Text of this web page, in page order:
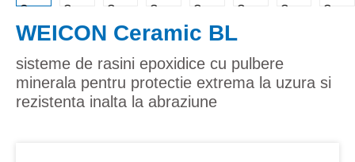
WEICON Ceramic BL
sisteme de rasini epoxidice cu pulbere
minerala pentru protectie extrema la uzura si
rezistenta inalta la abraziune